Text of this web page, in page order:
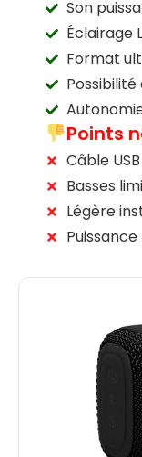
Son
Éclairage
Format
Points
Câble
Basses
Légère